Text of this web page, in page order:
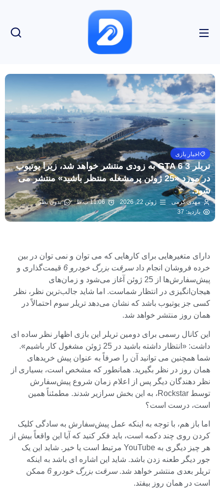
اخبار بازی
تریلر 3 GTA 6 به زودی منتشر خواهد شد، زیرا یوتیوب
در مورد «25 ژوئن پرمشغله منتظر باشید» منتشر می
شود.
مهدی کرمی ژوئن 22, 2026 11:06 ب.ظ
بدون نظر
بازدید: 37
دارای متغیرهایی برای کارهایی که می توان و نمی توان در بین
خرده فروشان انجام دادسرقت بزرگ خودرو 6
قیمت‌گذاری و
پیش‌سفارش‌ها از 25 ژوئن آغاز می‌شود و زمان‌های
هیجان‌انگیزی در انتظار شماست. اما شاید جالب‌ترین نظر، نظر
کسی جز یوتیوب باشد که نشان می‌دهد تریلر سوم احتمالاً در
همان روز منتشر خواهد شد.
این کانال رسمی برای دومین تریلر این بازی اظهار نظر ساده ای
داشت: «انتظار داشته باشید در 25 ژوئن مشغول کار باشیم».
شما همچنین می توانید آن را صرفاً به عنوان پیش خریدهای
همان روز در نظر بگیرید. همانطور که مشخص است، بسیاری از
نظر دهندگان دیگر پس از اعلام زمان شروع پیش‌سفارش
توسط Rockstar، به این بخش سرازیر شدند. مطمئناً همین
است، درست است؟
اما باز هم، با توجه به اینکه عمل پیش‌سفارش به سادگی کلیک
کردن روی چند دکمه است، باید فکر کنید که آیا این واقعاً بیش از
هر چیز دیگری به YouTube مرتبط است یا خیر. شاید این یک
جور دیگر طعنه زدن باشد. شاید این اشاره ای باشد به اینکه
تریلر بعدی منتشر خواهد شد.سرقت بزرگ خودرو 6
ممکن
است در همان روز بیفتد.